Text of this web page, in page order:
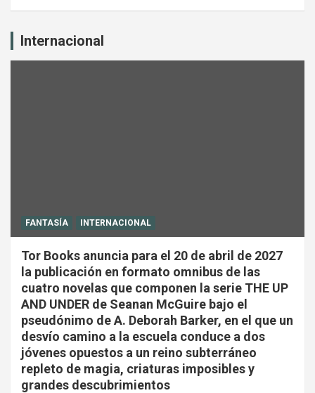
Internacional
FANTASÍA INTERNACIONAL
Tor Books anuncia para el 20 de abril de 2027
la publicación en formato omnibus de las
cuatro novelas que componen la serie THE UP
AND UNDER de Seanan McGuire bajo el
pseudónimo de A. Deborah Barker, en el que un
desvío camino a la escuela conduce a dos
jóvenes opuestos a un reino subterráneo
repleto de magia, criaturas imposibles y
grandes descubrimientos